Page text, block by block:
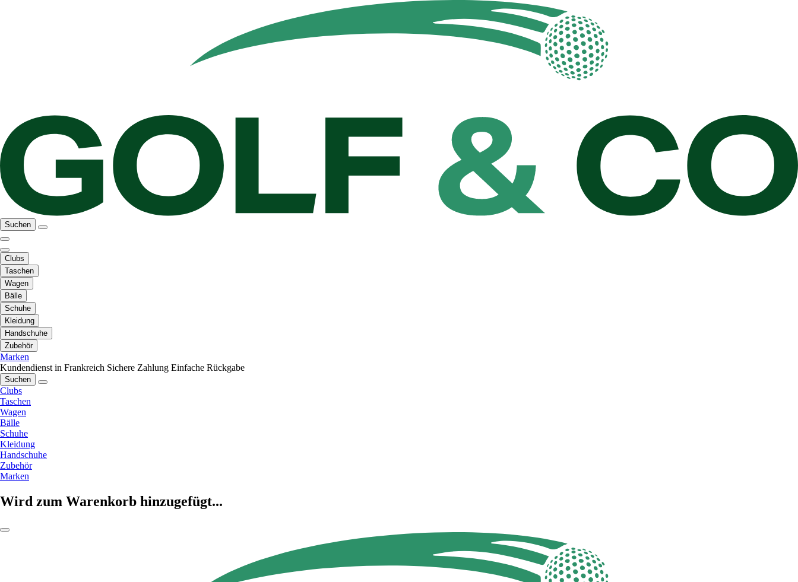
Suchen
Clubs
Taschen
Wagen
Bälle
Schuhe
Kleidung
Handschuhe
Zubehör
Marken
Kundendienst in Frankreich Sichere Zahlung Einfache Rückgabe
Suchen
Clubs
Taschen
Wagen
Bälle
Schuhe
Kleidung
Handschuhe
Zubehör
Marken
Wird zum Warenkorb hinzugefügt...